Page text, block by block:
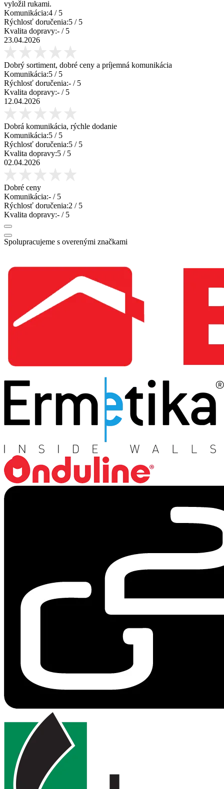
vyložil rukami.
Komunikácia:4 / 5
Rýchlosť doručenia:5 / 5
Kvalita dopravy:- / 5
23.04.2026
Dobrý sortiment, dobré ceny a príjemná komunikácia
Komunikácia:5 / 5
Rýchlosť doručenia:- / 5
Kvalita dopravy:- / 5
12.04.2026
Dobrá komunikácia, rýchle dodanie
Komunikácia:5 / 5
Rýchlosť doručenia:5 / 5
Kvalita dopravy:5 / 5
02.04.2026
Dobré ceny
Komunikácia:- / 5
Rýchlosť doručenia:2 / 5
Kvalita dopravy:- / 5
Spolupracujeme s overenými značkami